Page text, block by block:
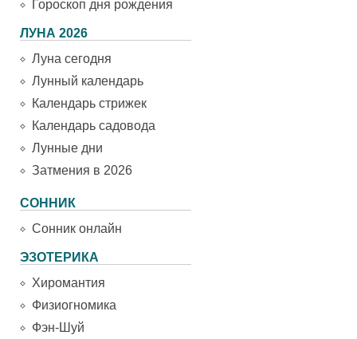
Гороскоп дня рождения
ЛУНА 2026
Луна сегодня
Лунный календарь
Календарь стрижек
Календарь садовода
Лунные дни
Затмения в 2026
СОННИК
Сонник онлайн
ЭЗОТЕРИКА
Хиромантия
Физиогномика
Фэн-Шуй